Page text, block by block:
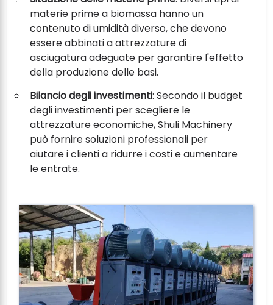
materie prime a biomassa hanno un
contenuto di umidità diverso, che devono
essere abbinati a attrezzature di
asciugatura adeguate per garantire l'effetto
della produzione delle basi.
Bilancio degli investimenti: Secondo il budget
degli investimenti per scegliere le
attrezzature economiche, Shuli Machinery
può fornire soluzioni professionali per
aiutare i clienti a ridurre i costi e aumentare
le entrate.